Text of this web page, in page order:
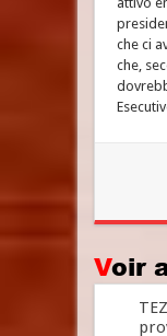
che ci
che,
Voir